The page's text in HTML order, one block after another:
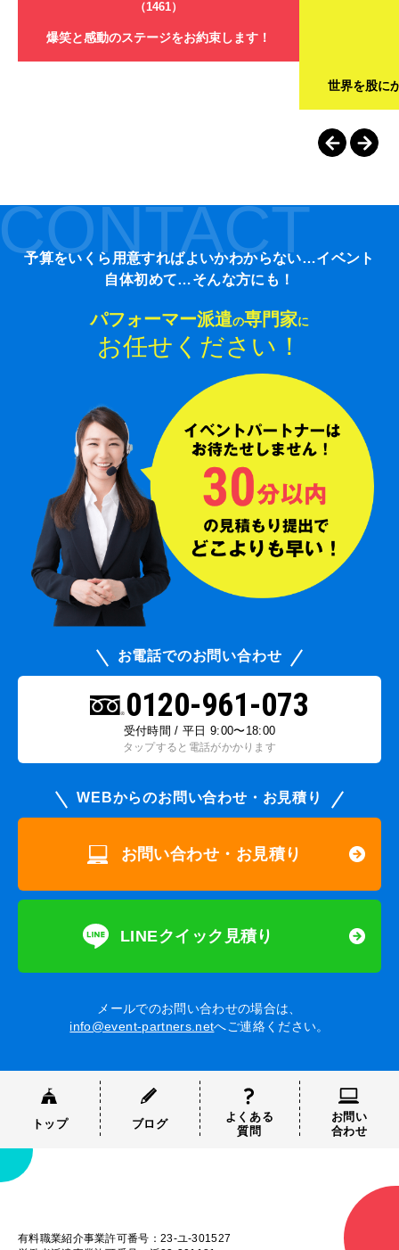
（1461）
爆笑と感動のステージをお約束します！
世界を股に
予算をいくら用意すればよいかわからない…イベント
自体初めて…そんな方にも！
パフォーマー派遣の専門家に
お任せください！
お電話でのお問い合わせ
0120-961-073
受付時間 / 平日 9:00〜18:00
タップすると電話がかかります
WEBからのお問い合わせ・お見積り
お問い合わせ・お見積り
LINEクイック見積り
メールでのお問い合わせの場合は、
info@event-partners.netへご連絡ください。
トップ ブログ
よくある
質問
お問い
合わせ
有料職業紹介事業許可番号：23-ユ-301527